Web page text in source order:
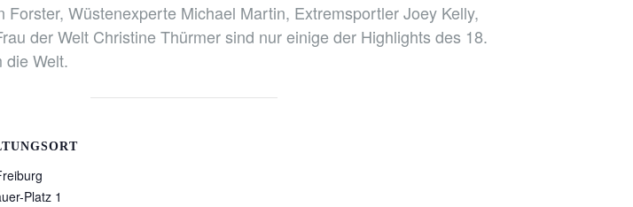
Wüstenexperte Michael Martin, Extremsportler Joey Kelly,
der Welt Christine Thürmer sind nur einige der Highlights des 18.
die Welt.
Platz 1